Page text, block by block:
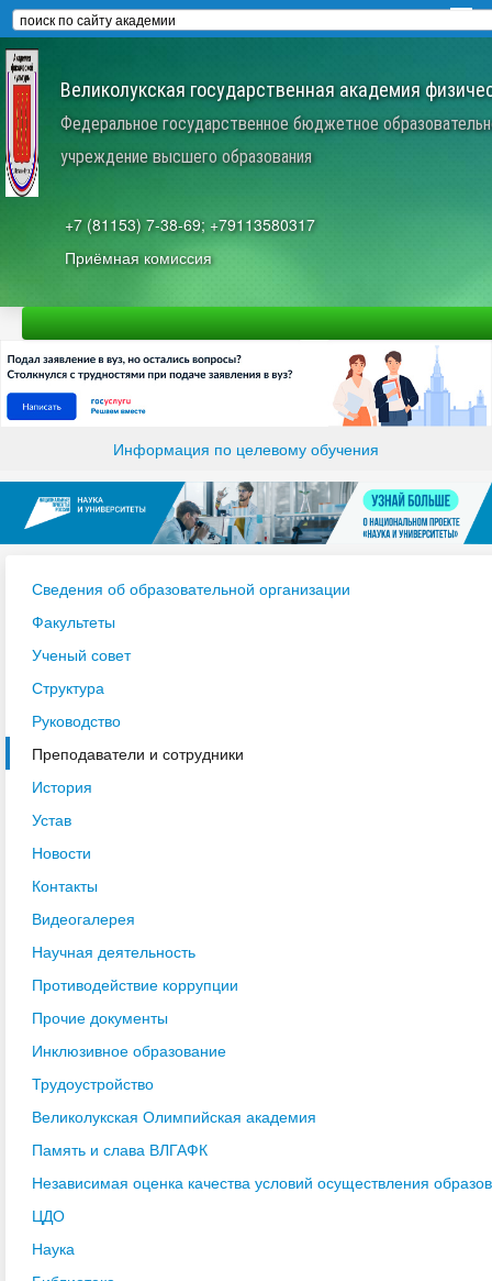
Великолукская государственная академия
Федеральное государственное бюджетное
учреждение высшего образования
+7 (81153) 7-38-69; +79113580317
Приёмная комиссия
Информация по целевому обучения
Сведения об образовательной организации
Факультеты
Ученый совет
Структура
Руководство
Преподаватели и сотрудники
История
Устав
Новости
Контакты
Видеогалерея
Научная деятельность
Противодействие коррупции
Прочие документы
Инклюзивное образование
Трудоустройство
Великолукская Олимпийская академия
Память и слава ВЛГАФК
Независимая оценка качества условий осуществления
ЦДО
Наука